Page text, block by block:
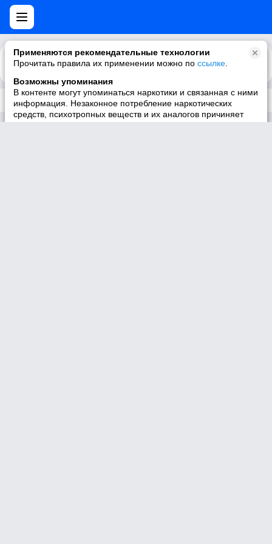
Применяются рекомендательные технологии
Прочитать правила их применении можно по ссылке
Возможны упоминания
В контенте могут упоминаться наркотики и связанная с ними
информация. Незаконное потребление наркотических
средств, психотропных веществ и их аналогов причиняет
Каталог Рекомендации
Трек не существует